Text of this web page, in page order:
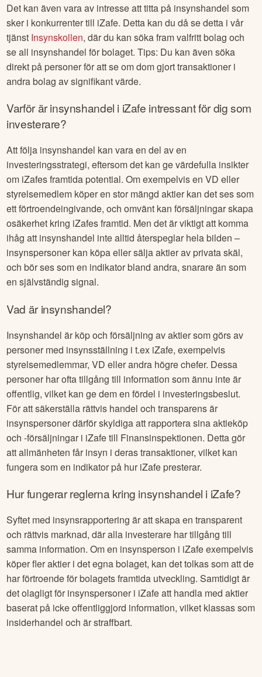
Det kan även vara av intresse att titta på insynshandel som
sker i konkurrenter till iZafe. Detta kan du då se detta i vår
tjänst Insynskollen, där du kan söka fram valfritt bolag och
se all insynshandel för bolaget. Tips: Du kan även söka
direkt på personer för att se om dom gjort transaktioner i
andra bolag av signifikant värde.
Varför är insynshandel i iZafe intressant för dig som
investerare?
Att följa insynshandel kan vara en del av en
investeringsstrategi, eftersom det kan ge värdefulla insikter
om iZafes framtida potential. Om exempelvis en VD eller
styrelsemedlem köper en stor mängd aktier kan det ses som
ett förtroendeingivande, och omvänt kan försäljningar skapa
osäkerhet kring iZafes framtid. Men det är viktigt att komma
ihåg att insynshandel inte alltid återspeglar hela bilden –
insynspersoner kan köpa eller sälja aktier av privata skäl,
och bör ses som en indikator bland andra, snarare än som
en självständig signal.
Vad är insynshandel?
Insynshandel är köp och försäljning av aktier som görs av
personer med insynsställning i t.ex iZafe, exempelvis
styrelsemedlemmar, VD eller andra högre chefer. Dessa
personer har ofta tillgång till information som ännu inte är
offentlig, vilket kan ge dem en fördel i investeringsbeslut.
För att säkerställa rättvis handel och transparens är
insynspersoner därför skyldiga att rapportera sina aktieköp
och -försäljningar i iZafetill Finansinspektionen. Detta gör
att allmänheten får insyn i deras transaktioner, vilket kan
fungera som en indikator på hur iZafe presterar.
Hur fungerar reglerna kring insynshandel i iZafe?
Syftet med insynsrapportering är att skapa en transparent
och rättvis marknad, där alla investerare har tillgång till
samma information. Om en insynsperson i iZafeexempelvis
köper fler aktier i det egna bolaget, kan det tolkas som att de
har förtroende för bolagets framtida utveckling. Samtidigt är
det olagligt för insynspersoner i iZafeatt handla med aktier
baserat på icke offentliggjord information, vilket klassas som
insiderhandel och är straffbart.